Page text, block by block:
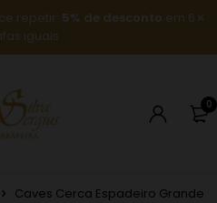
repetir: 5% de desconto em 6
iguais
0
Caves Cerca Espadeiro Grande